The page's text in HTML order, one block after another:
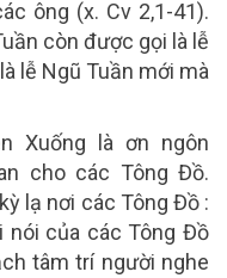
ông (x. Cv 2,1-41).
còn được gọi là lễ
lễ Ngũ Tuần mới mà
Xuống làơn ngôn
cho các Tông Đồ.
lạ nơi các Tông Đồ :
nói của các Tông Đồ
tâm trí người nghe